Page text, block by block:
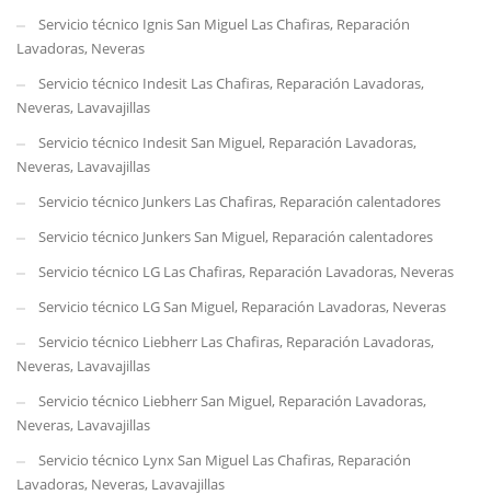
Servicio técnico Ignis San Miguel Las Chafiras, Reparación
Lavadoras, Neveras
Servicio técnico Indesit Las Chafiras, Reparación Lavadoras,
Neveras, Lavavajillas
Servicio técnico Indesit San Miguel, Reparación Lavadoras,
Neveras, Lavavajillas
Servicio técnico Junkers Las Chafiras, Reparación calentadores
Servicio técnico Junkers San Miguel, Reparación calentadores
Servicio técnico LG Las Chafiras, Reparación Lavadoras, Neveras
Servicio técnico LG San Miguel, Reparación Lavadoras, Neveras
Servicio técnico Liebherr Las Chafiras, Reparación Lavadoras,
Neveras, Lavavajillas
Servicio técnico Liebherr San Miguel, Reparación Lavadoras,
Neveras, Lavavajillas
Servicio técnico Lynx San Miguel Las Chafiras, Reparación
Lavadoras, Neveras, Lavavajillas